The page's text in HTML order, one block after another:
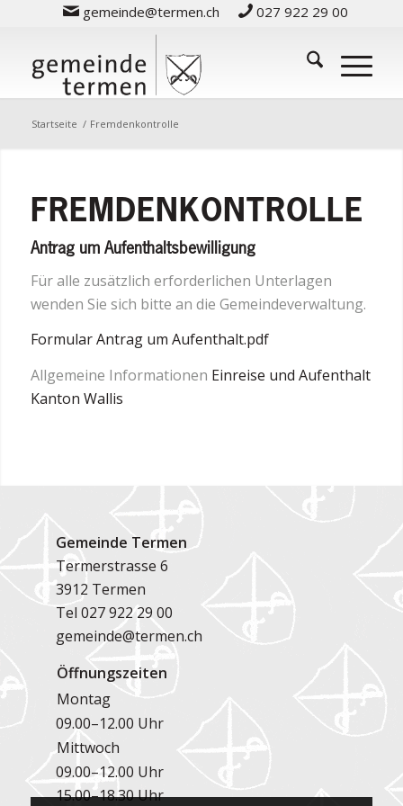
gemeinde@termen.ch 027 922 29 00
Startseite / Fremdenkontrolle
FREMDENKONTROLLE
Antrag um Aufenthaltsbewilligung
Für alle zusätzlich erforderlichen Unterlagen
wenden Sie sich bitte an die Gemeindeverwaltung.
Formular Antrag um Aufenthalt.pdf
Allgemeine Informationen Einreise und Aufenthalt
Kanton Wallis
Gemeinde Termen
Termerstrasse 6
3912 Termen
Tel027 922 29 00
gemeinde@termen.ch
Öffnungszeiten
Montag
09.00–12.00 Uhr
Mittwoch
09.00–12.00 Uhr
15.00–18.30 Uhr